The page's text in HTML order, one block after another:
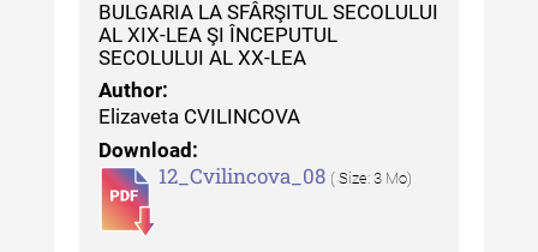
Tehnicii ”Ștefan Procopiu” - An
XII / Nr. 13 / 2019
Indexul Complet
Buletinul Centrului de Cercetare și
Conservare-Restaurare a
Patrimoniului
BULGARIA LA SFÂRŞITUL SECOLULUI
AL XIX-LEA ŞI ÎNCEPUTUL
SECOLULUI AL XX-LEA
Author:
Elizaveta CVILINCOVA
Download:
12_Cvilincova_08 ( Size: 3 Mo)